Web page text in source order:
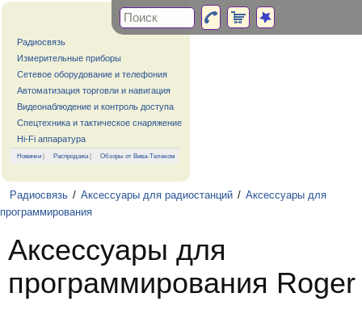
Радиосвязь
Измерительные приборы
Сетевое оборудование и телефония
Автоматизация торговли и навигация
Видеонаблюдение и контроль доступа
Спецтехника и тактическое снаряжение
Hi-Fi аппаратура
Новинки | Распродажа| Обзоры от Вива-Телеком
Радиосвязь / Аксессуары для радиостанций / Аксессуары для
программирования
Аксессуары для
программирования Roger